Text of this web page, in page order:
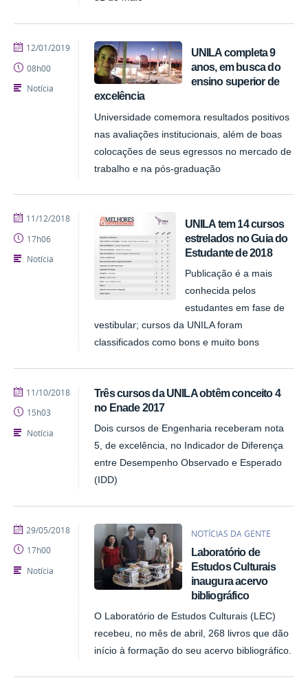
UNILA completa 9
anos, em busca do
ensino superior de
excelência
Universidade comemora resultados positivos
nas avaliações institucionais, além de boas
colocações de seus egressos no mercado de
trabalho e na pós-graduação
publicado
12/01/2019
08h00
Notícia
UNILA tem 14 cursos
estrelados no Guia do
Estudante de 2018
Publicação é a mais
conhecida pelos
estudantes em fase de
vestibular; cursos da UNILA foram
classificados como bons e muito bons
publicado
11/12/2018
17h06
Notícia
Três cursos da UNILA obtêm conceito 4
no Enade 2017
Dois cursos de Engenharia receberam nota
5, de excelência, no Indicador de Diferença
entre Desempenho Observado e Esperado
(IDD)
publicado
11/10/2018
15h03
Notícia
NOTÍCIAS DA GENTE
Laboratório de
Estudos Culturais
inaugura acervo
bibliográfico
O Laboratório de Estudos Culturais (LEC)
recebeu, no mês de abril, 268 livros que dão
início à formação do seu acervo bibliográfico.
publicado
29/05/2018
17h00
Notícia